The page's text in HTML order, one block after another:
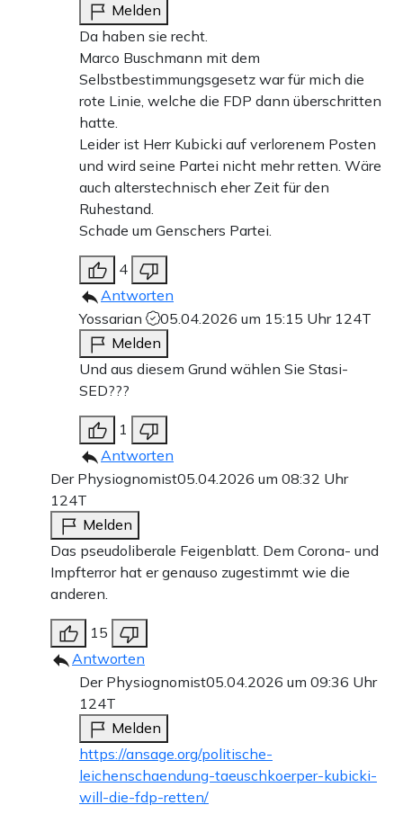
Melden
Da haben sie recht.
Marco Buschmann mit dem
Selbstbestimmungsgesetz war für mich die
rote Linie, welche die FDP dann überschritten
hatte.
Leider ist Herr Kubicki auf verlorenem Posten
und wird seine Partei nicht mehr retten. Wäre
auch alterstechnisch eher Zeit für den
Ruhestand.
Schade um Genschers Partei.
4
Antworten
Yossarian
05.04.2026 um 15:15 Uhr 124T
Melden
Und aus diesem Grund wählen Sie Stasi-
SED???
1
Antworten
Der Physiognomist05.04.2026 um 08:32 Uhr
124T
Melden
Das pseudoliberale Feigenblatt. Dem Corona- und
Impfterror hat er genauso zugestimmt wie die
anderen.
15
Antworten
Der Physiognomist05.04.2026 um 09:36 Uhr
124T
Melden
https://ansage.org/politische-
leichenschaendung-taeuschkoerper-kubicki-
will-die-fdp-retten/